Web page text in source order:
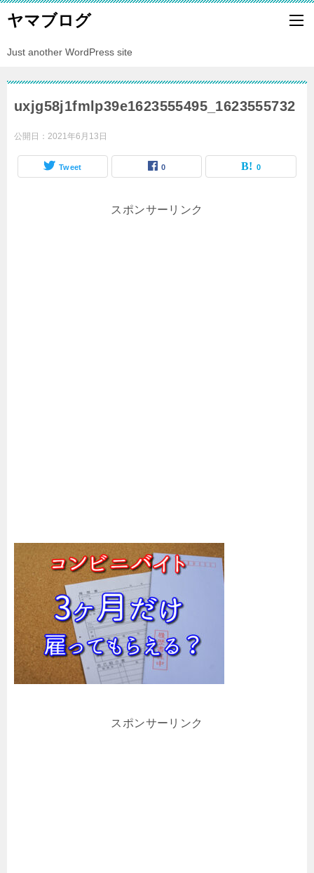
ヤマブログ
Just another WordPress site
uxjg58j1fmlp39e1623555495_1623555732
公開日： 2021年6月13日
Tweet 0 0
スポンサーリンク
スポンサーリンク